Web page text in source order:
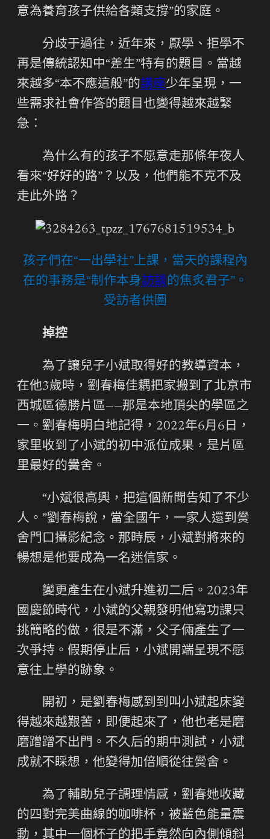
意為養育孩子供給各類支撐”的家庭。
分歧于過往，近年來，厭學、拒學不
再是傳統認知中“差生”特有的題目。當越
來越多“本不應這般”的講座少年呈現，一
些需求社會作答的題目也變得越來越緊
急：
為什么有的孩子不愿意走那條年夜人
看來“好好的路”？以及，他們能不克不及
走此外路？
孩子們在“一出學社”上課，當天的課程內
在的事務是“制作本身訪談的焦炙君子”。
受訪者供圖
掉控
為了讓兒子小斌取得好的教導資本，
在他3歲時，劉春梅佳耦把家搬到了北京市
西城區德勝片區——那是本地頂尖的學區之
一。劉春梅明白地記得，2022年6月6日，
家里收到了小斌的初中派位成果，是片區
里最好的黌舍。
“小斌很高興，把這個新聞告知了不少
人。”劉春梅說，當全國午，一家人還到黌
舍門口攝影紀念。那時辰，小斌對將來的
暢想是他要成為一名迷信家。
變更產生在小斌升進初二后。2023年
國慶節時代，小斌的父親發明他寫功課只
挑簡略的做，很是不滿，父子倆產生了一
次爭持。假期停止后，小斌開端呈現不愿
意往上學的跡象。
開初，是劉春梅感到到叫小斌起床變
得越來越艱苦，即便起來了，他也老是磨
磨蹭蹭不出門。不久后的期中測試，小斌
成就不睬想，他變得加倍順從往黌舍。
為了輔助兒子調理情感，劉春她收藏
的四對完美曲線的咖啡杯，被藍色能量震
動，其中一個杯子的把手竟然向內側傾斜